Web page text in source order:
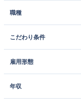
職種
こだわり条件
雇用形態
年収